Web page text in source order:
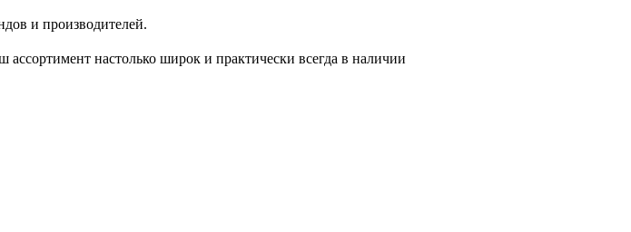
и производителей.
настолько широк и практически всегда в наличии